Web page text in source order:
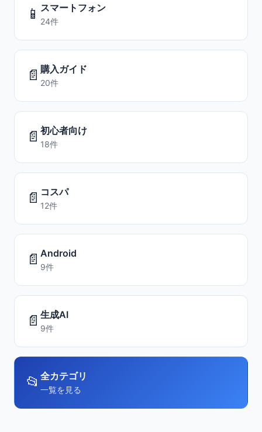
📱 スマートフォン
24件
📄 購入ガイド
20件
📄 初心者向け
18件
📄 コスパ
12件
📄 Android
9件
📄 生成AI
9件
📂 全カテゴリ
一覧を見る